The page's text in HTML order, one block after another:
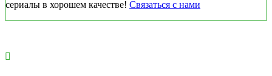
сериалы в хорошем качестве! Связаться с нами